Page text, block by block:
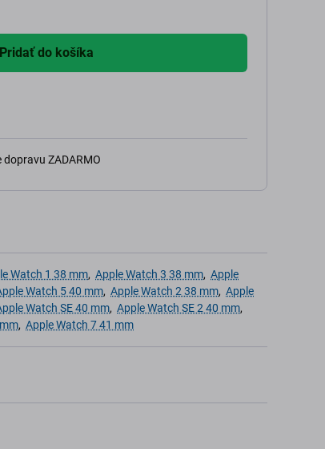
Pridať do košíka
ZADARMO
Watch 1 38 mm, Apple Watch 3 38 mm, Apple
Watch 5 40 mm, Apple Watch 2 38 mm, Apple
Watch SE 40 mm, Apple Watch SE 2 40 mm,
, Apple Watch 7 41 mm